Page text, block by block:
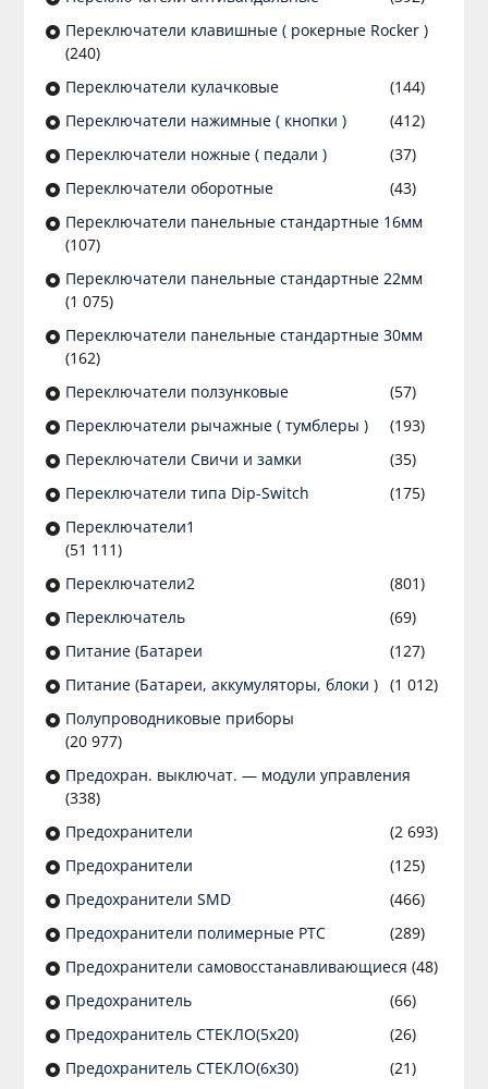
Переключатели клавишные ( рокерные Rocker )
(240)
Переключатели кулачковые
(144)
Переключатели нажимные ( кнопки )
(412)
Переключатели ножные ( педали )
(37)
Переключатели оборотные
(43)
Переключатели панельные стандартные 16мм
(107)
Переключатели панельные стандартные 22мм
(1 075)
Переключатели панельные стандартные 30мм
(162)
Переключатели ползунковые
(57)
Переключатели рычажные ( тумблеры )
(193)
Переключатели Свичи и замки
(35)
Переключатели типа Dip-Switch
(175)
Переключатели1
(51 111)
Переключатели2
(801)
Переключатель
(69)
Питание (Батареи
(127)
Питание (Батареи, аккумуляторы, блоки ) (1 012)
Полупроводниковые приборы
(20 977)
Предохран. выключат. — модули управления
(338)
Предохранители
(2 693)
Предохранители
(125)
Предохранители SMD
(466)
Предохранители полимерные PTC
(289)
Предохранители самовосстанавливающиеся (48)
Предохранитель
(66)
Предохранитель СТЕКЛО(5х20)
(26)
Предохранитель СТЕКЛО(6х30)
(21)